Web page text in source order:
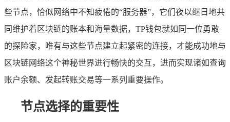
些节点，恰似网络中不知疲倦的“服务器”，它们夜以继日地共
同维护着区块链的账本和海量数据，TP钱包就如同一位勇敢
的探险家，唯有与这些节点建立起紧密的连接，才能成功地与
区块链网络这个神秘世界进行畅快的交互，进而实现诸如查询
账户余额、发起转账交易等一系列重要操作。
节点选择的重要性